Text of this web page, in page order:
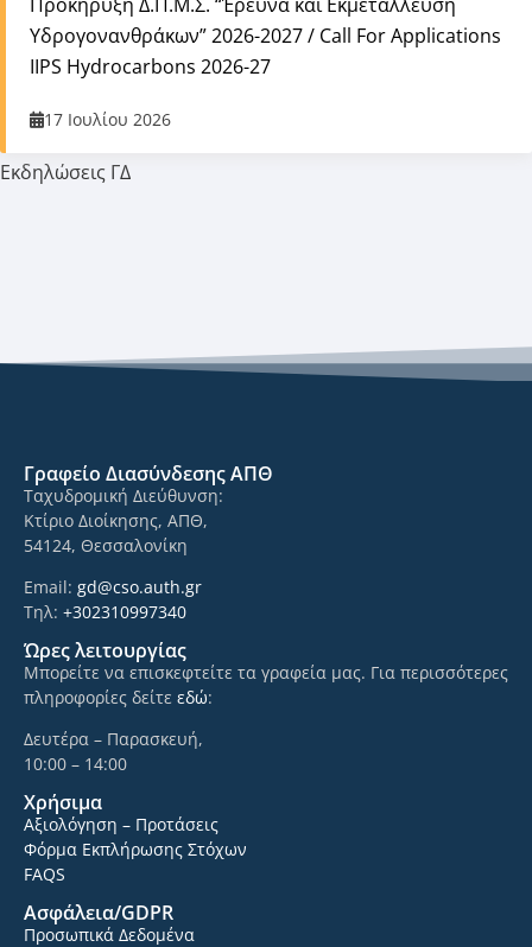
Εκδηλώσεις ΓΔ
Υδρογονανθράκων” 2026-2027 / Call For Applications
IIPS Hydrocarbons 2026-27
17 Ιουλίου 2026
Γραφείο Διασύνδεσης ΑΠΘ
Ταχυδρομική Διεύθυνση:
Κτίριο Διοίκησης, ΑΠΘ,
54124, Θεσσαλονίκη
Email: gd@cso.auth.gr
Τηλ: +302310997340
Ώρες λειτουργίας
Μπορείτε να επισκεφτείτε τα γραφεία μας. Για περισσότερες
πληροφορίες δείτε εδώ:
Δευτέρα – Παρασκευή,
10:00 – 14:00
Χρήσιμα
Αξιολόγηση – Προτάσεις
Φόρμα Εκπλήρωσης Στόχων
FAQS
Ασφάλεια/GDPR
Προσωπικά Δεδομένα